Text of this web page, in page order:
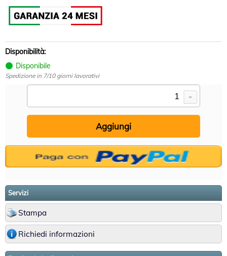
Disponibilità:
Disponibile
Spedizione in 7/10 giorni lavorativi
Servizi
Stampa
Richiedi informazioni